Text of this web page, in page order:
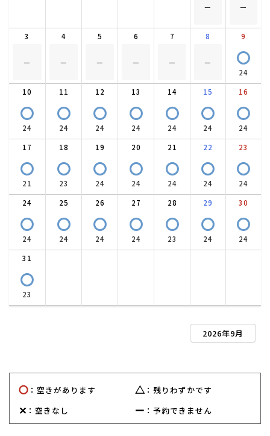
－ －
3
－
4
－
5
－
6
－
7
－
8
－
9
〇
24
10
〇
24
11
〇
24
12
〇
24
13
〇
24
14
〇
24
15
〇
24
16
〇
24
17
〇
21
18
〇
23
19
〇
24
20
〇
24
21
〇
24
22
〇
24
23
〇
24
24
〇
24
25
〇
24
26
〇
24
27
〇
24
28
〇
23
29
〇
24
30
〇
24
31
〇
23
2026年9月
〇 ：空きがあります △ ：残りわずかです
✕ ：空きなし ー ：予約できません